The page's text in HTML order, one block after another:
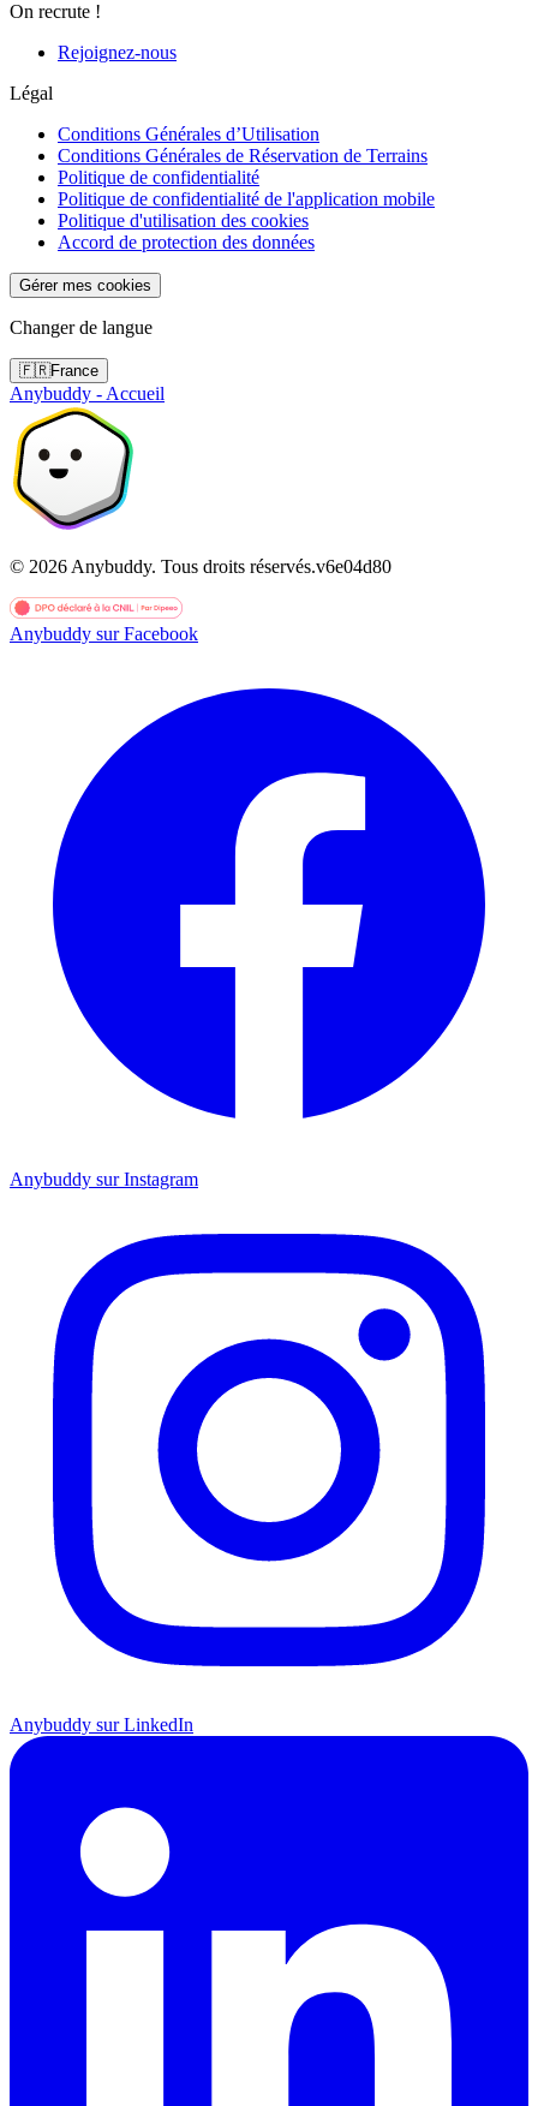
On recrute !
Rejoignez-nous
Légal
Conditions Générales d’Utilisation
Conditions Générales de Réservation de Terrains
Politique de confidentialité
Politique de confidentialité de l'application mobile
Politique d'utilisation des cookies
Accord de protection des données
Gérer mes cookies
Changer de langue
🇫🇷France
Anybuddy - Accueil
© 2026 Anybuddy. Tous droits réservés.v6e04d80
Anybuddy sur Facebook
Anybuddy sur Instagram
Anybuddy sur LinkedIn